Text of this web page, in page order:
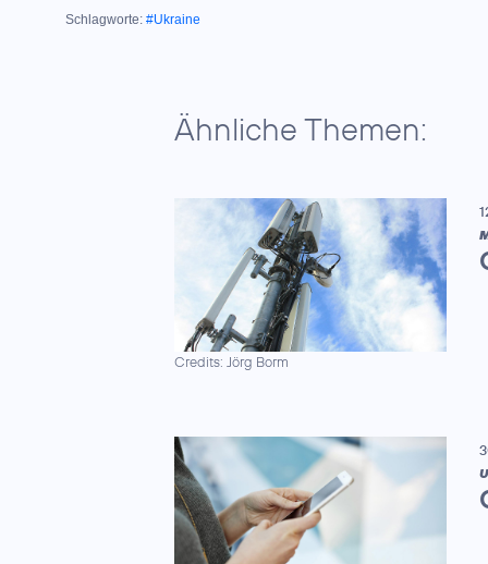
Schlagworte: #Ukraine
Ähnliche Themen:
Credits: Jörg Borm